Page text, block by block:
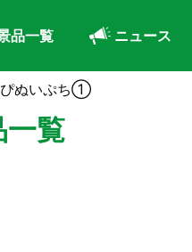
品一覧 ニュース
ぴぬいぷち①
覧